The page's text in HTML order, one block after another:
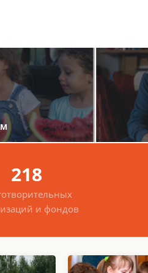
218
и фондов